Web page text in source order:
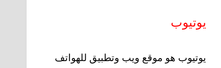
يوتيوب
يوتيوب هو موقع ويب وتطبيق للهواتف